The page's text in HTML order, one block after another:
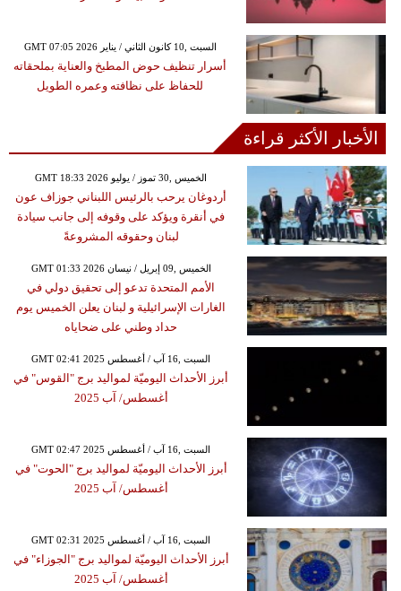
GMT 07:05 2026 السبت ,10 كانون الثاني / يناير
أسرار تنظيف حوض المطبخ والعناية بملحقاته
للحفاظ على نظافته وعمره الطويل
الأخبار الأكثر قراءة
GMT 18:33 2026 الخميس ,30 تموز / يوليو
أردوغان يرحب بالرئيس اللبناني جوزاف عون
في أنقرة ويؤكد على وقوفه إلى جانب سيادة
لبنان وحقوقه المشروعةً
GMT 01:33 2026 الخميس ,09 إبريل / نيسان
الأمم المتحدة تدعو إلى تحقيق دولي في
الغارات الإسرائيلية و لبنان يعلن الخميس يوم
حداد وطني على ضحاياه
GMT 02:41 2025 السبت ,16 آب / أغسطس
أبرز الأحداث اليوميّة لمواليد برج "القوس" في
أغسطس/ آب 2025
GMT 02:47 2025 السبت ,16 آب / أغسطس
أبرز الأحداث اليوميّة لمواليد برج "الحوت" في
أغسطس/ آب 2025
GMT 02:31 2025 السبت ,16 آب / أغسطس
أبرز الأحداث اليوميّة لمواليد برج "الجوزاء" في
أغسطس/ آب 2025